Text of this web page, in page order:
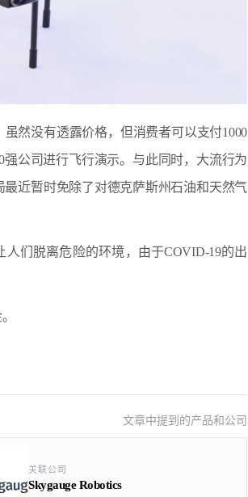
然没有透露价格，但消费者可以支付1000
公司进行飞行演示。与此同时，大流行为
近暂时免除了对德克萨斯州石油和天然气
们脱离危险的环境，由于COVID-19的出
文章中提到的产品和公司
关联公司
Skygauge Robotics